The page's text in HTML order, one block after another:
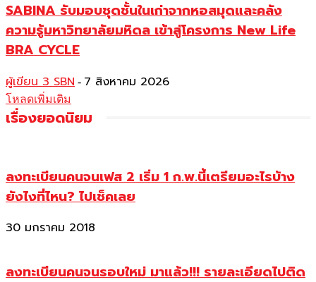
SABINA รับมอบชุดชั้นในเก่าจากหอสมุดและคลัง
ความรู้มหาวิทยาลัยมหิดล เข้าสู่โครงการ New Life
BRA CYCLE
ผู้เขียน 3 SBN - 7 สิงหาคม 2026
โหลดเพิ่มเติม
เรื่องยอดนิยม
ลงทะเบียนคนจนเฟส 2 เริ่ม 1 ก.พ.นี้เตรียมอะไรบ้าง
ยังไงที่ไหน? ไปเช็คเลย
30 มกราคม 2018
ลงทะเบียนคนจนรอบใหม่ มาแล้ว!!! รายละเอียดไปติด